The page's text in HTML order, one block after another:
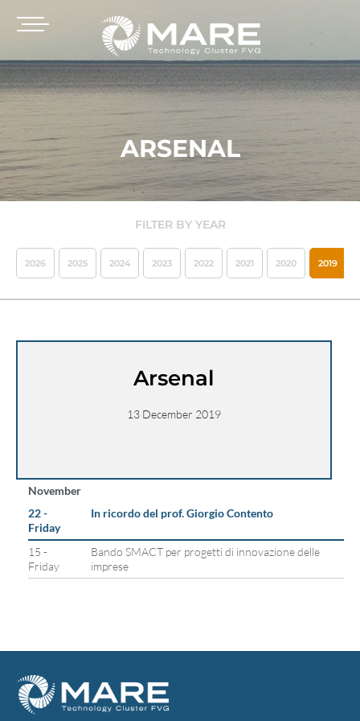
ARSENAL
FILTER BY YEAR
2026 2025 2024 2023 2022 2021 2020 2019
Arsenal
13 December 2019
November
22 -
Friday
In ricordo del prof. Giorgio Contento
15 -
Friday
Bando SMACT per progetti di innovazione delle
imprese